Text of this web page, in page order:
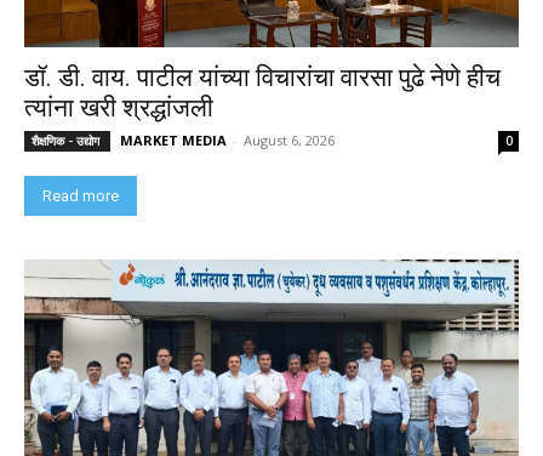
डॉ. डी. वाय. पाटील यांच्या विचारांचा वारसा पुढे नेणे हीच
त्यांना खरी श्रद्धांजली
शैक्षणिक - उद्योग MARKET MEDIA - August 6, 2026 0
Read more